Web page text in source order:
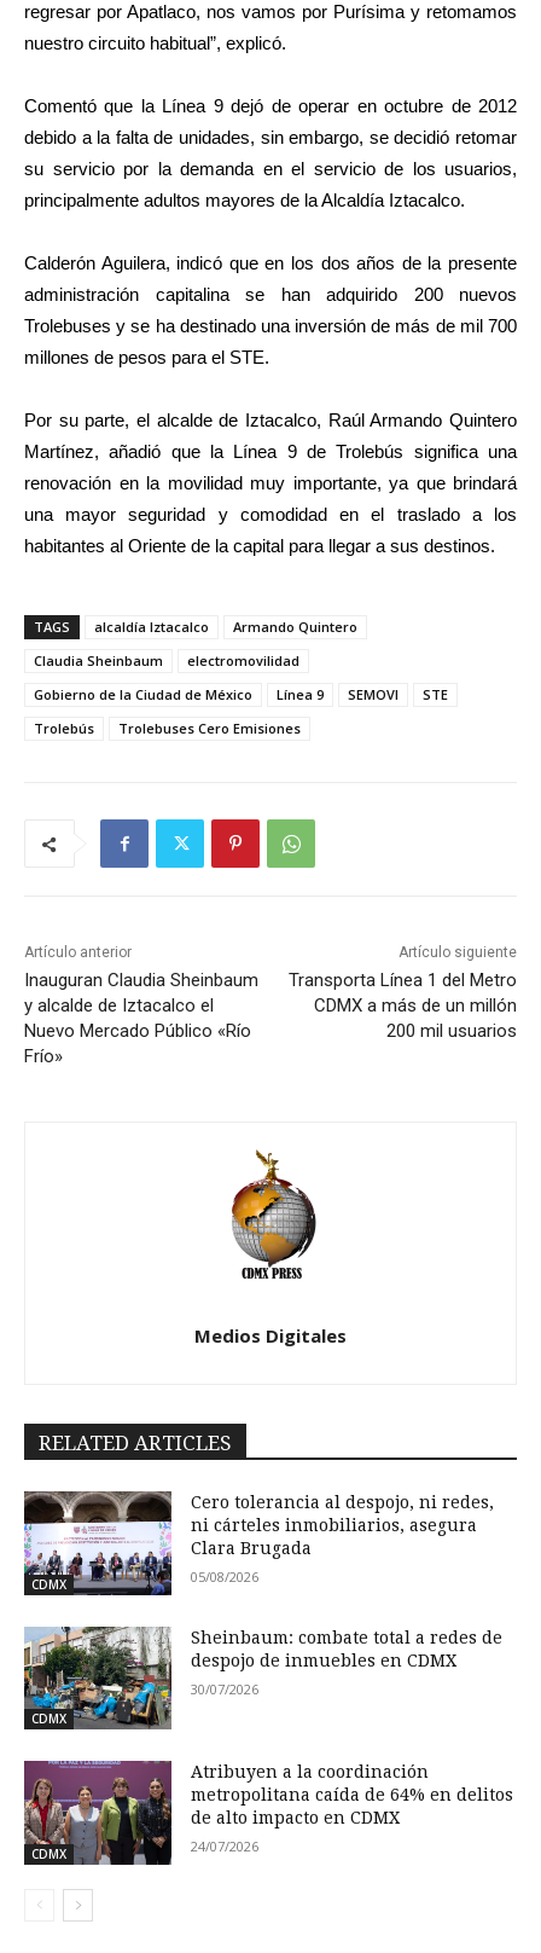
regresar por Apatlaco, nos vamos por Purísima y retomamos
nuestro circuito habitual”, explicó.
Comentó que la Línea 9 dejó de operar en octubre de 2012
debido a la falta de unidades, sin embargo, se decidió retomar
su servicio por la demanda en el servicio de los usuarios,
principalmente adultos mayores de la Alcaldía Iztacalco.
Calderón Aguilera, indicó que en los dos años de la presente
administración capitalina se han adquirido 200 nuevos
Trolebuses y se ha destinado una inversión de más de mil 700
millones de pesos para el STE.
Por su parte, el alcalde de Iztacalco, Raúl Armando Quintero
Martínez, añadió que la Línea 9 de Trolebús significa una
renovación en la movilidad muy importante, ya que brindará
una mayor seguridad y comodidad en el traslado a los
habitantes al Oriente de la capital para llegar a sus destinos.
TAGS alcaldía Iztacalco
Armando Quintero
Claudia Sheinbaum
electromovilidad
Gobierno de la Ciudad de México
Línea 9 SEMOVI
STE
Trolebús
Trolebuses Cero Emisiones
Artículo anterior
Inauguran Claudia Sheinbaum
y alcalde de Iztacalco el
Nuevo Mercado Público «Río
Frío»
Artículo siguiente
Transporta Línea 1 del Metro
CDMX a más de un millón
200 mil usuarios
Medios Digitales
RELATED ARTICLES
CDMX
Cero tolerancia al despojo, ni redes,
ni cárteles inmobiliarios, asegura
Clara Brugada
05/08/2026
CDMX
Sheinbaum: combate total a redes de
despojo de inmuebles en CDMX
30/07/2026
CDMX
Atribuyen a la coordinación
metropolitana caída de 64% en delitos
de alto impacto en CDMX
24/07/2026